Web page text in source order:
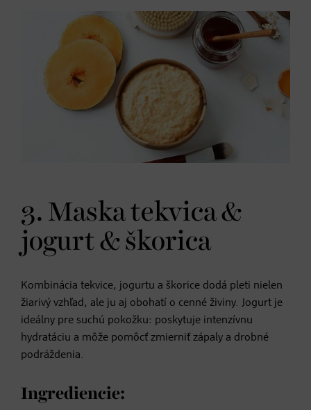
3. Maska tekvica &
jogurt & škorica
Kombinácia tekvice, jogurtu a škorice dodá pleti nielen
žiarivý vzhľad, ale ju aj obohatí o cenné živiny. Jogurt je
ideálny pre suchú pokožku: poskytuje intenzívnu
hydratáciu a môže pomôcť zmierniť zápaly a drobné
podráždenia.
Ingrediencie: